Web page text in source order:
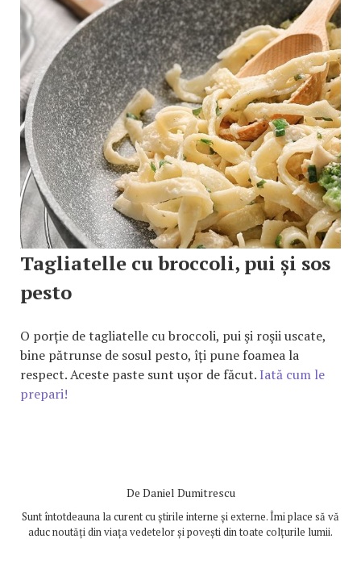
Tagliatelle cu broccoli, pui și sos
pesto
O porție de tagliatelle cu broccoli, pui şi roşii uscate,
bine pătrunse de sosul pesto, îți pune foamea la
respect. Aceste paste sunt ușor de făcut. Iată cum le
prepari!
De Daniel Dumitrescu
Sunt întotdeauna la curent cu știrile interne și externe. Îmi place să vă
aduc noutăți din viața vedetelor și povești din toate colțurile lumii.